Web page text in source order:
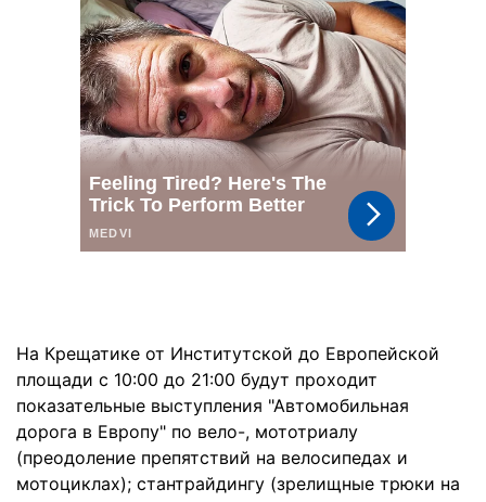
На Крещатике от Институтской до Европейской
площади с 10:00 до 21:00 будут проходит
показательные выступления "Автомобильная
дорога в Европу" по вело-, мототриалу
(преодоление препятствий на велосипедах и
мотоциклах); стантрайдингу (зрелищные трюки на